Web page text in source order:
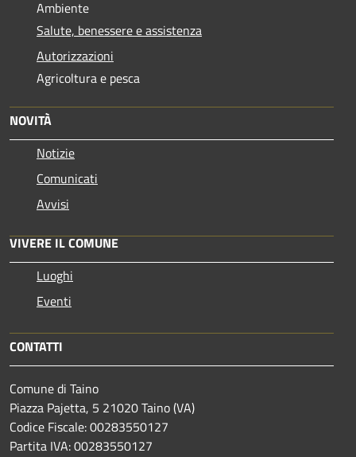
Ambiente
Salute, benessere e assistenza
Autorizzazioni
Agricoltura e pesca
NOVITÀ
Notizie
Comunicati
Avvisi
VIVERE IL COMUNE
Luoghi
Eventi
CONTATTI
Comune di Taino
Piazza Pajetta, 5 21020 Taino (VA)
Codice Fiscale: 00283550127
Partita IVA: 00283550127